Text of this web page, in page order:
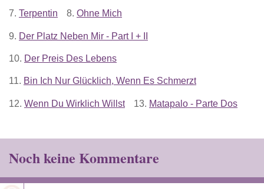
7. Terpentin 8. Ohne Mich
9. Der Platz Neben Mir - Part I + II
10. Der Preis Des Lebens
11. Bin Ich Nur Glücklich, Wenn Es Schmerzt
12. Wenn Du Wirklich Willst 13. Matapalo - Parte Dos
Noch keine Kommentare